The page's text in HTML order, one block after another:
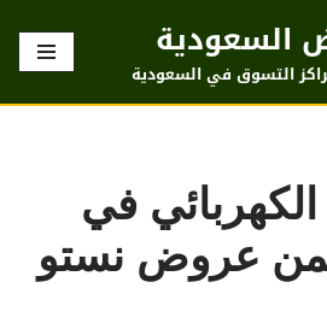
السعودية
التسوق في السعودية
في
عروض نستو